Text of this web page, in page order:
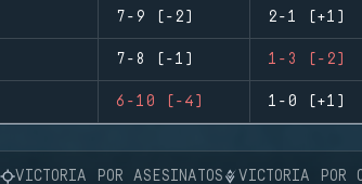
7-9 (-2) 2-1 (+1)
7-8 (-1) 1-3 (-2)
6-10 (-4) 1-0 (+1)
VICTORIA POR ASESINATOS VICTORIA POR